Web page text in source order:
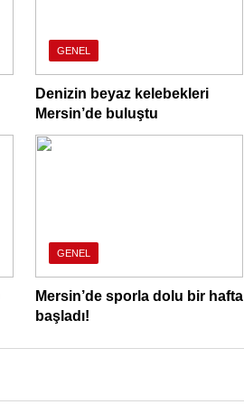
GENEL
Denizin beyaz kelebekleri
Mersin’de buluştu
GENEL
Mersin’de sporla dolu bir hafta
başladı!